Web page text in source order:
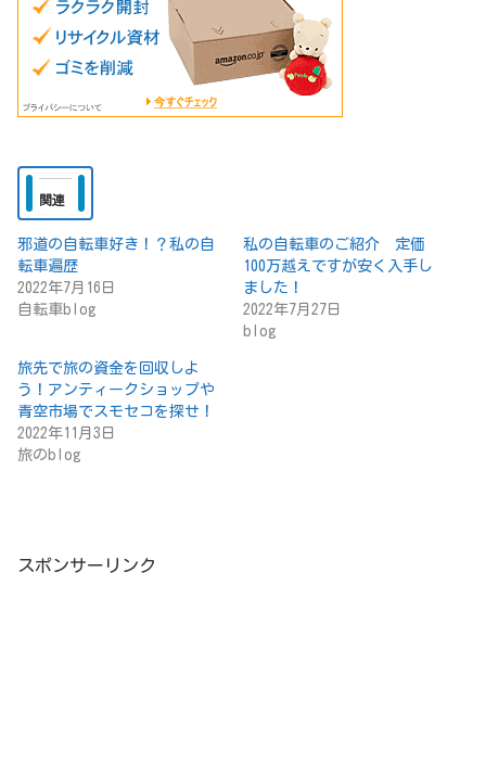
関連
邪道の自転車好き！？私の自
転車遍歴
2022年7月16日
自転車blog
私の自転車のご紹介 定価
100万越えですが安く入手し
ました！
2022年7月27日
blog
旅先で旅の資金を回収しよ
う！アンティークショップや
青空市場でスモセコを探せ！
2022年11月3日
旅のblog
スポンサーリンク